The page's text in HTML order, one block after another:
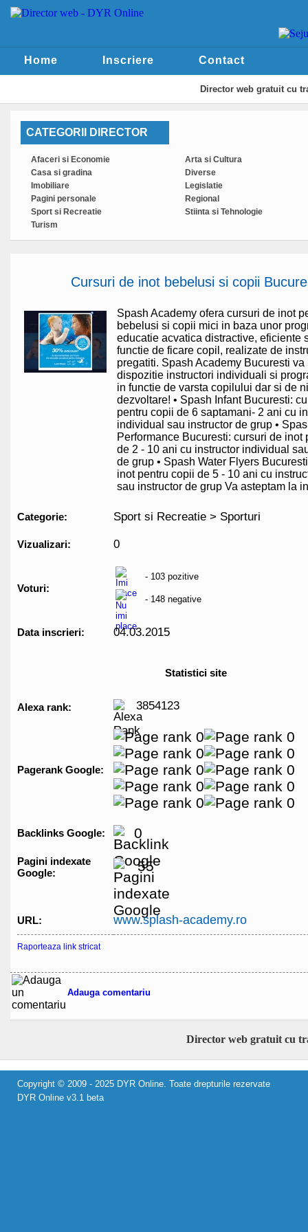
Home Inscriere Contact
Director webgratuit cu
CATEGORII DIRECTOR
Afaceri si Economie
Arta si Cultura
Casa si gradina
Diverse
Imobiliare
Legislatie
Pagini personale
Regional
Sport si Recreatie
Stiinta si Tehnologie
Turism
Cursuri de inot bebelusi si copii
Spash Academy ofera cursuri de inot
bebelusi si copii mici in baza unor
educatie acvatica distractive, eficiente
functie de ficare copil, realizate de
pregatiti. Spash Academy Bucuresti va
dispozitie instructori individuali si
in functie de varsta copilului dar si de
dezvoltare! • Spash Infant Bucuresti:
pentru copii de 6 saptamani- 2 ani cu
individual sau instructor de grup •
Performance Bucuresti: cursuri de inot
de 2 - 10 ani cu instructor individual
de grup • Spash Water Flyers
inot pentru copii de 5 - 10 ani cu
sau instructor de grup Va asteptam la
Categorie: Sport si Recreatie > Sporturi
Vizualizari: 0
Voturi:
- 103 pozitive
- 148 negative
Data inscrieri: 04.03.2015
Statistici site
Alexa rank: 3854123
Pagerank Google:
Backlinks Google: 0
Pagini indexate
Google:
55
URL: www.splash-academy.ro
Raporteaza link stricat
Adauga comentariu
Director web gratuit cu
Copyright © 2009 - 2025 DYR Online. Toate drepturile rezervate
DYR Online v3.1 beta